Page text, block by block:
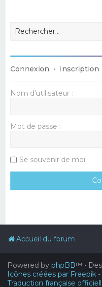
Connexion • Inscription
Nom d’utilisateur :
Mot de passe :
Se souvenir de moi
Accueil du forum
Powered by phpBB™ •
Icônes créées par Freepik
Traduction française